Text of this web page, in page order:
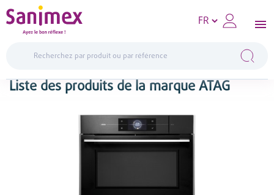
Liste des produits de la marque ATAG